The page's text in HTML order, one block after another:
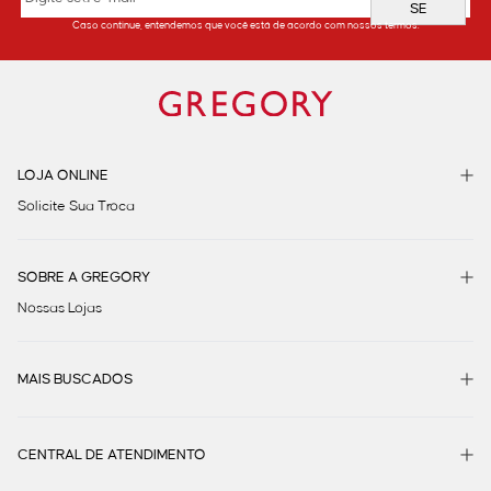
SE
Caso continue, entendemos que você está de acordo com nossos termos.
LOJA ONLINE
Solicite Sua Troca
SOBRE A GREGORY
Nossas Lojas
MAIS BUSCADOS
CENTRAL DE ATENDIMENTO